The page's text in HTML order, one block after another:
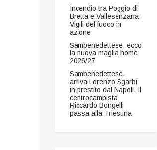
Incendio tra Poggio di
Bretta e Vallesenzana,
Vigili del fuoco in
azione
Sambenedettese, ecco
la nuova maglia home
2026/27
Sambenedettese,
arriva Lorenzo Sgarbi
in prestito dal Napoli. Il
centrocampista
Riccardo Bongelli
passa alla Triestina